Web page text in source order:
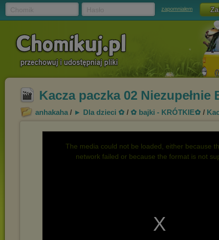
zapomniałem
Kacza paczka 02
anhakaha / ► Dla dzieci ✿ / ✿ bajki - KRÓTKIE✿ /
The media could not be loaded, either because
network failed or because the format is not